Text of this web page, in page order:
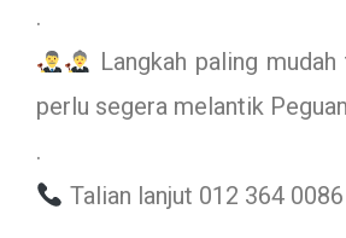
.
Langkah paling
perlu segera melantik
.
Talian lanjut 012 364